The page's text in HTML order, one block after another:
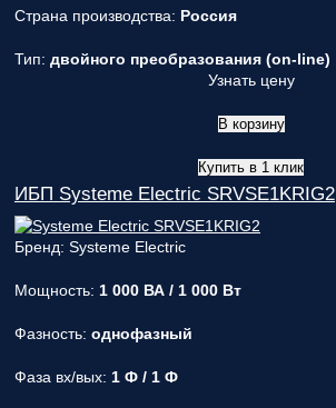
Страна производства: Россия
Тип: двойного преобразования (on-line)
Узнать цену
В корзину
Купить в 1 клик
ИБП Systeme Electric SRVSE1KRIG2
Бренд: Systeme Electric
Мощность: 1 000 ВА / 1 000 Вт
Фазность: однофазный
Фаза вх/вых: 1 Ф / 1 Ф